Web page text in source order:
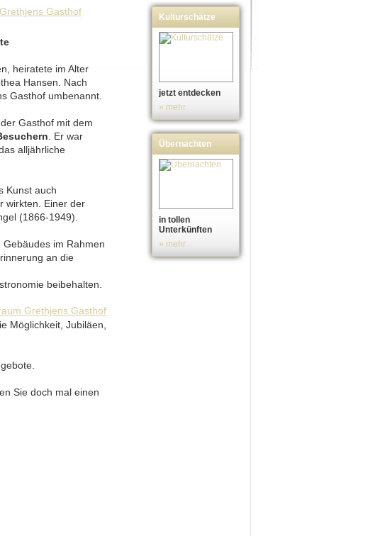
heiratete im Alter
Hansen. Nach
Gasthof umbenannt.
Gasthof mit dem
. Er war
alljährliche
Kunst auch
wirkten. Einer der
(1866-1949).
im Rahmen
an die
beibehalten.
Möglichkeit, Jubiläen,
Sie doch mal einen
Kulturschätze
jetzt entdecken
» mehr
Übernachten
in tollen
Unterkünften
» mehr